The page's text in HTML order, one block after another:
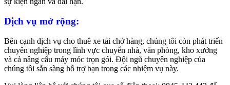
Dịch vụ mở rộng:
Bên cạnh dịch vụ cho thuê xe tải chở hàng, chúng tôi còn phát triển
chuyên nghiệp trong lĩnh vực chuyển nhà, văn phòng, kho xưởng
và cả nâng cẩu máy móc trọn gói. Đội ngũ chuyên nghiệp của
chúng tôi sẵn sàng hỗ trợ bạn trong các nhiệm vụ này.